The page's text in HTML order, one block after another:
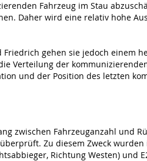
Fahrzeug im Stau
Daher wird eine relativ hohe
gehen sie jedoch einem
Verteilung der
und der Position des letzten
zwischen Fahrzeuganzahl und
Zu diesem Zweck
Richtung Westen) und